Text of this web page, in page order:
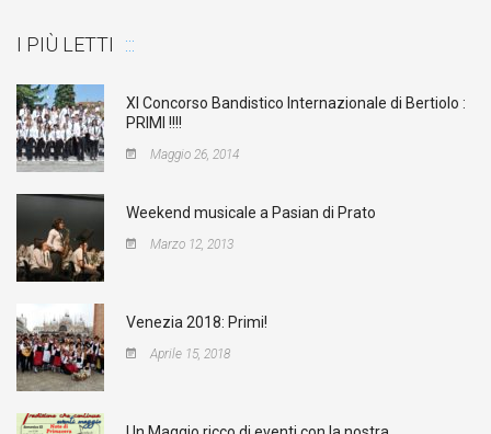
I PIÙ LETTI
XI Concorso Bandistico Internazionale di Bertiolo :
PRIMI !!!!
Maggio 26, 2014
Weekend musicale a Pasian di Prato
Marzo 12, 2013
Venezia 2018: Primi!
Aprile 15, 2018